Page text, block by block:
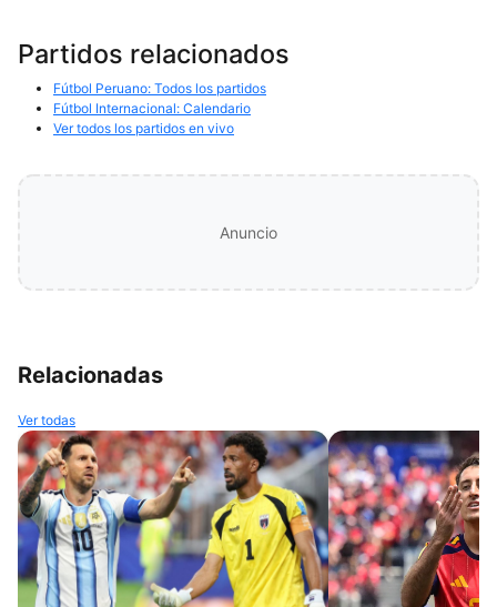
Partidos relacionados
Fútbol Peruano: Todos los partidos
Fútbol Internacional: Calendario
Ver todos los partidos en vivo
Anuncio
Relacionadas
Ver todas